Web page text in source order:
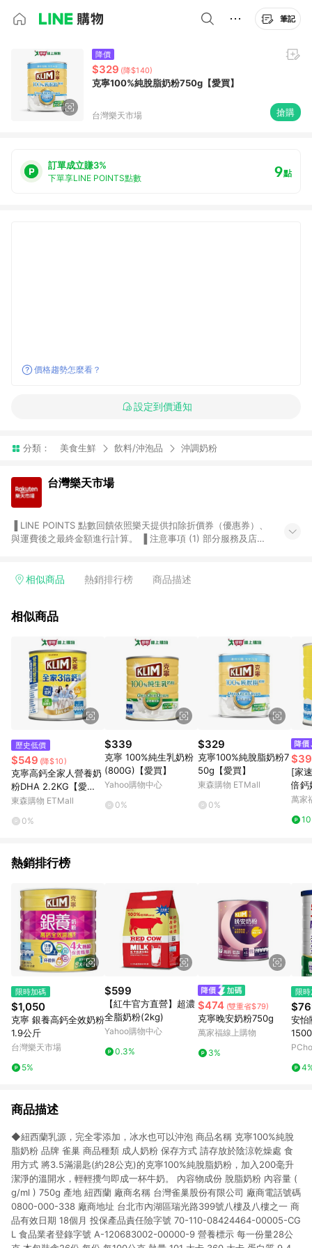
筆記
降價
$329 (降$140)
克寧100%純脫脂奶粉750g【愛買】
台灣樂天市場 搶購
訂單成立賺3%
下單享LINE POINTS點數 9點
價格趨勢怎麼看？
設定到價通知
分類： 美食生鮮 飲料/沖泡品 沖調奶粉
台灣樂天市場
與運費後之最終金額進行計算。 ▐ 注意事項 (1) 部分服務及店家
Smart mobile、神腦生活、JS巨盛、樂天KOBO電子書，請詳閱
台灣樂天市場，並在同一瀏覽器於24小時內結帳，才享有 LINE
市場 45 天內完成訂單出貨及結帳，則不符合贈點資格。 (4) 如
使用APP、或中途瀏覽比價網、回饋網、Google等其他網頁、或
由網頁版(電腦版/手機版網頁)切換為App都將會造成追蹤中斷而
無法進行 LINE POINTS 回饋。 (5) LINE 購物為購物資訊整合性
平台，商品資料更新會有時間差，如顯示之商品規格、顏色、價
位、贈品與台灣樂天市場銷售網頁不符，以銷售網頁標示為準。
(6) 導購訂單已逾 365 天，根據台灣樂天回饋規定，逾期訂單將
點數回饋或點數回饋有爭議，台灣樂天市場保有更改條款與法律
追訴之權利，活動詳情以樂天市場網站公告為準。
相似商品 熱銷排行榜 商品描述
相似商品
歷史低價
$549 (降$10)
克寧高鈣全家人營養奶
粉DHA 2.2KG【愛
買】
東森購物 ETMall
0%
$339
克寧 100%純生乳奶粉
(800G)【愛買】
Yahoo購物中心
0%
$329
克寧100%純脫脂奶粉7
50g【愛買】
東森購物 ETMall
0%
[家
倍鈣
萬家
熱銷排行榜
限時加碼
$1,050
克寧 銀養高鈣全效奶粉
1.9公斤
台灣樂天市場
5%
$599
【紅牛官方直營】超濃
全脂奶粉(2kg)
Yahoo購物中心
0.3%
$474 (雙重省$79)
克寧晚安奶粉750g
萬家福線上購物
3%
限
安怡
商品描述
◆紐西蘭乳源，完全零添加，冰水也可以沖泡 商品名稱 克寧100%純脫
脂奶粉 品牌 雀巢 商品種類 成人奶粉 保存方式 請存放於陰涼乾燥處 食
用方式 將3.5滿湯匙(約28公克)的克寧100%純脫脂奶粉，加入200毫升
潔淨的溫開水，輕輕攪勻即成一杯牛奶。 內容物成份 脫脂奶粉 內容量 (
g/ml ) 750g 產地 紐西蘭 廠商名稱 台灣雀巢股份有限公司 廠商電話號碼
0800-000-338 廠商地址 台北市內湖區瑞光路399號八樓及八樓之一 商
品有效日期 18個月 投保產品責任險字號 70-110-08424464-00005-CG
L 食品業者登錄字號 A-120683002-00000-9 營養標示 每一份量28公